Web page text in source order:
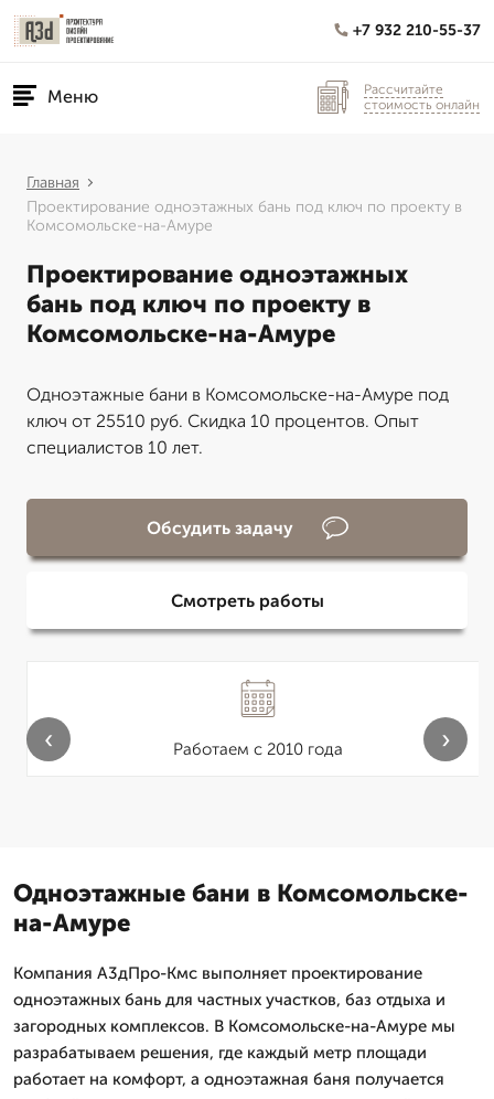
+7 932 210-55-37
Меню
Рассчитайте
стоимость онлайн
Главная
Проектирование одноэтажных бань под ключ по проекту в
Комсомольске-на-Амуре
Проектирование одноэтажных
бань под ключ по проекту в
Комсомольске-на-Амуре
Одноэтажные бани в Комсомольске-на-Амуре под
ключ от 25510 руб. Скидка 10 процентов. Опыт
специалистов 10 лет.
Обсудить задачу
Смотреть работы
Работаем с 2010 года
‹ ›
Одноэтажные бани в Комсомольске-
на-Амуре
Компания А3дПро-Кмс выполняет проектирование
одноэтажных бань для частных участков, баз отдыха и
загородных комплексов. В Комсомольске-на-Амуре мы
разрабатываем решения, где каждый метр площади
работает на комфорт, а одноэтажная баня получается